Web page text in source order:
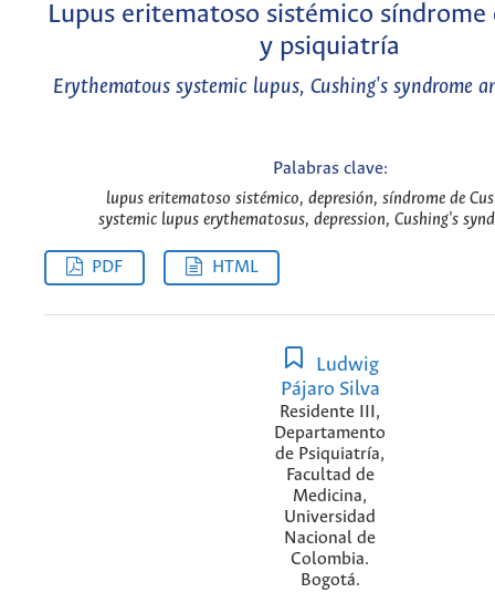
Lupus eritematoso sistémico síndrome
y psiquiatría
Erythematous systemic lupus, Cushing's syndrome
Palabras clave:
lupus eritematoso sistémico, depresión, síndrome de
systemic lupus erythematosus, depression, Cushing's
PDF HTML
Ludwig
Pájaro Silva
Residente III,
Departamento
de Psiquiatría,
Facultad de
Medicina,
Universidad
Nacional de
Colombia.
Bogotá.